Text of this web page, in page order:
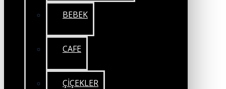
BEBEK
CAFE
ÇİÇEKLER